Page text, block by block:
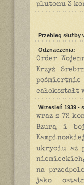
plutonu 3
Przebieg służby
Odznaczenia:
Order
Krzyż
całokształt
Wrzesień 1939 -
wraz z 72
Bzurą i
ukryciu aż
na
jako